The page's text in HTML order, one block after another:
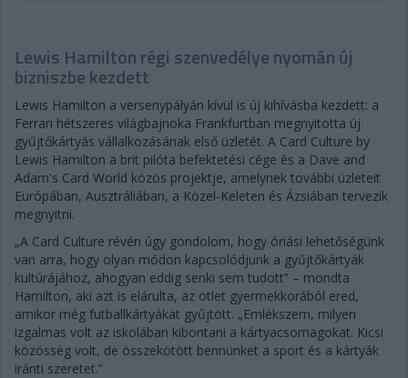
Lewis Hamilton régi szenvedélye nyomán új
bizniszbe kezdett
Lewis Hamilton a versenypályán kívül is új kihívásba kezdett: a
Ferrari hétszeres világbajnoka Frankfurtban megnyitotta új
gyűjtőkártyás vállalkozásának első üzletét. A Card Culture by
Lewis Hamilton a brit pilóta befektetési cége és a Dave and
Adam's Card World közös projektje, amelynek további üzleteit
Európában, Ausztráliában, a Közel-Keleten és Ázsiában tervezik
megnyitni.
„A Card Culture révén úgy gondolom, hogy óriási lehetőségünk
van arra, hogy olyan módon kapcsolódjunk a gyűjtőkártyák
kultúrájához, ahogyan eddig senki sem tudott” – mondta
Hamilton, aki azt is elárulta, az ötlet gyermekkorából ered,
amikor még futballkártyákat gyűjtött. „Emlékszem, milyen
izgalmas volt az iskolában kibontani a kártyacsomagokat. Kicsi
közösség volt, de összekötött bennünket a sport és a kártyák
iránti szeretet.”